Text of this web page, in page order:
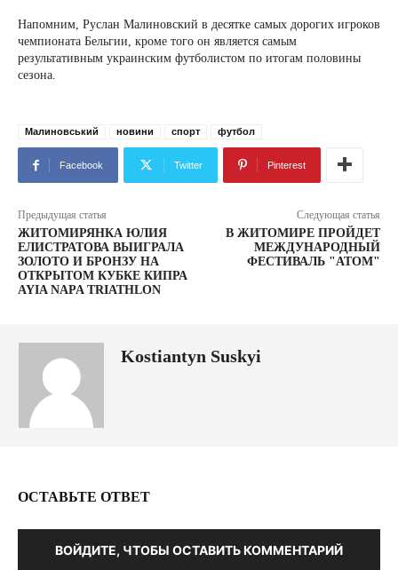
Напомним, Руслан Малиновский в десятке самых дорогих игроков
чемпионата Бельгии, кроме того он является самым
результативным украинским футболистом по итогам половины
сезона.
Малиновський новини спорт футбол
Facebook Twitter Pinterest
Предыдущая статья
ЖИТОМИРЯНКА ЮЛИЯ
ЕЛИСТРАТОВА ВЫИГРАЛА
ЗОЛОТО И БРОНЗУ НА
ОТКРЫТОМ КУБКЕ КИПРА
AYIA NAPA TRIATHLON
Следующая статья
В ЖИТОМИРЕ ПРОЙДЕТ
МЕЖДУНАРОДНЫЙ
ФЕСТИВАЛЬ "АТОМ"
Kostiantyn Suskyi
ОСТАВЬТЕ ОТВЕТ
ВОЙДИТЕ, ЧТОБЫ ОСТАВИТЬ КОММЕНТАРИЙ